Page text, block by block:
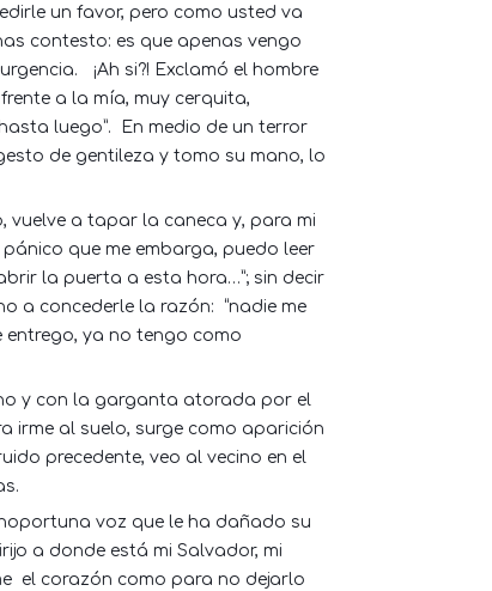
un favor, pero como usted va
contesto: es que apenas vengo
¡Ah si?! Exclamó el hombre
a la mía, muy cerquita,
luego”.
En medio de un terror
de gentileza y tomo su mano, lo
vuelve a tapar la caneca y, para mi
que me embarga, puedo leer
la puerta a esta hora…”; sin decir
a concederle la razón:
“nadie me
ya no tengo como
y con la garganta atorada por el
irme al suelo, surge como aparición
precedente, veo al vecino en el
voz que le ha dañado su
a donde está mi Salvador, mi
el corazón como para no dejarlo